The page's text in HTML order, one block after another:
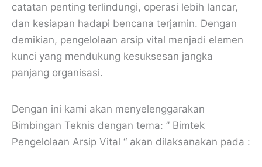
catatan penting terlindungi, operasi lebih lancar,
dan kesiapan hadapi bencana terjamin. Dengan
demikian, pengelolaan arsip vital menjadi elemen
kunci yang mendukung kesuksesan jangka
panjang organisasi.
Dengan ini kami akan menyelenggarakan
Bimbingan Teknis dengan tema: ” Bimtek
Pengelolaan Arsip Vital “ akan dilaksanakan pada :